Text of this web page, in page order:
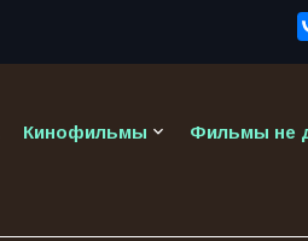
Кинофильмы keyboard_arrow_down Фильмы не